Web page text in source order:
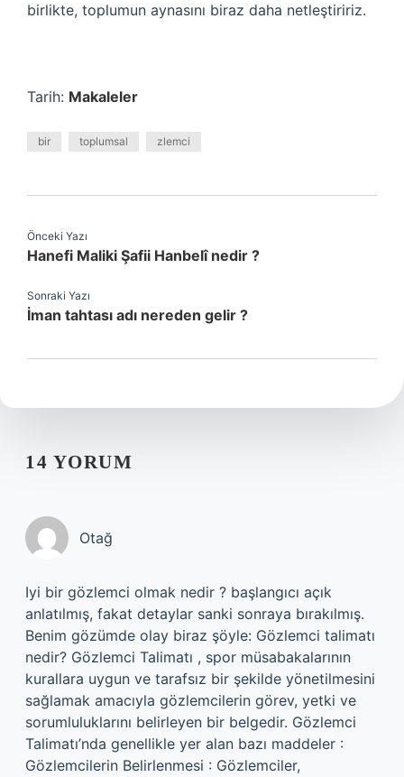
birlikte, toplumun aynasını biraz daha netleştiririz.
Tarih: Makaleler
bir toplumsal zlemci
Önceki Yazı
Hanefi Maliki Şafii Hanbelî nedir ?
Sonraki Yazı
İman tahtası adı nereden gelir ?
14 YORUM
Otağ
Iyi bir gözlemci olmak nedir ? başlangıcı açık
anlatılmış, fakat detaylar sanki sonraya bırakılmış.
Benim gözümde olay biraz şöyle: Gözlemci talimatı
nedir? Gözlemci Talimatı , spor müsabakalarının
kurallara uygun ve tarafsız bir şekilde yönetilmesini
sağlamak amacıyla gözlemcilerin görev, yetki ve
sorumluluklarını belirleyen bir belgedir. Gözlemci
Talimatı’nda genellikle yer alan bazı maddeler :
Gözlemcilerin Belirlenmesi : Gözlemciler,